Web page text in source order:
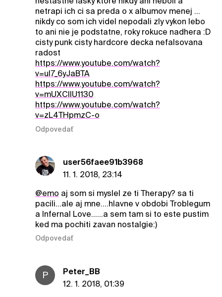
netrapi ich ci sa preda o x albumov menej ...
nikdy co som ich videl nepodali zly vykon lebo
to ani nie je podstatne, roky rokuce nadhera :D
cisty punk cisty hardcore decka nefalsovana
radost
https://www.youtube.com/watch?
v=uI7_6yJaBTA
https://www.youtube.com/watch?
v=mUXCIlU1130
https://www.youtube.com/watch?
v=zL4THpmzC-o
Odpovedať
user56faee91b3968
11. 1. 2018, 23:14
@emo aj som si myslel ze ti Therapy? sa ti
pacili...ale aj mne....hlavne v obdobi Troblegum
a Infernal Love......a sem tam si to este pustim
ked ma pochiti zavan nostalgie:)
Odpovedať
P
Peter_BB
12. 1. 2018, 01:39